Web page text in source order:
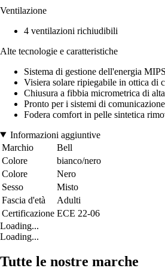
Ventilazione
4 ventilazioni richiudibili
Alte tecnologie e caratteristiche
Sistema di gestione dell'energia MIPS
Visiera solare ripiegabile in ottica di
Chiusura a fibbia micrometrica di
Pronto per i sistemi di comunicazione
Fodera comfort in pelle sintetica
Informazioni aggiuntive
Marchio
Bell
Colore
bianco/nero
Colore
Nero
Sesso
Misto
Fascia d'età
Adulti
Certificazione ECE 22-06
Loading...
Loading...
Tutte le nostre marche